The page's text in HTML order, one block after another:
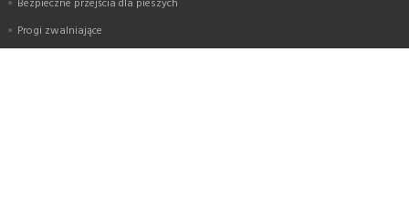
Bezpieczne przejścia dla pieszych
Progi zwalniające